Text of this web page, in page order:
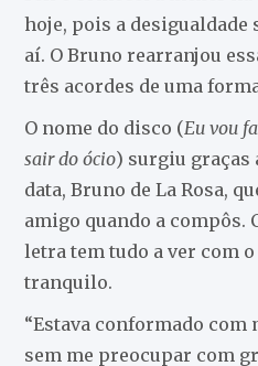
hoje, pois a
aí. O Bruno rearranjou
três acordes de uma
O nome do disco (Eu vou
sair do ócio) surgiu graças
data, Bruno de La Rosa,
amigo quando a compôs.
letra tem tudo a ver com
tranquilo.
“Estava conformado com
sem me preocupar com